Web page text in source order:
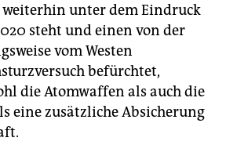
weiterhin unter dem Eindruck
steht und einen von der
vom Westen
befürchtet,
die Atomwaffen als auch die
eine zusätzliche Absicherung